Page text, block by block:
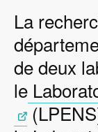
La
de deux
le